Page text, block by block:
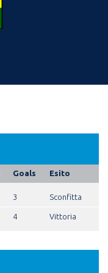
Goals Esito
3 Sconfitta
4 Vittoria